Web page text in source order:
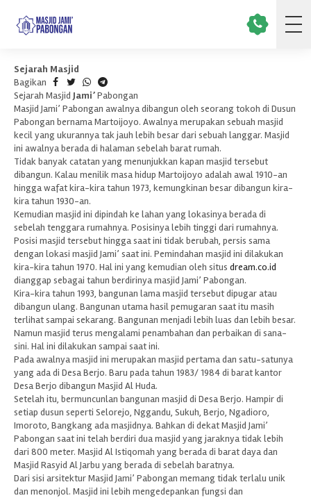
Sejarah Masjid
Bagikan
Sejarah Masjid Jami’Pabongan
Masjid Jami’ Pabongan awalnya dibangun oleh seorang tokoh di Dusun
Pabongan bernama Martoijoyo. Awalnya merupakan sebuah masjid
kecil yang ukurannya tak jauh lebih besar dari sebuah langgar. Masjid
ini awalnya berada di halaman sebelah barat rumah.
Tidak banyak catatan yang menunjukkan kapan masjid tersebut
dibangun. Kalau menilik masa hidup Martoijoyo adalah awal 1910-an
hingga wafat kira-kira tahun 1973, kemungkinan besar dibangun kira-
kira tahun 1930-an.
Kemudian masjid ini dipindah ke lahan yang lokasinya berada di
sebelah tenggara rumahnya. Posisinya lebih tinggi dari rumahnya.
Posisi masjid tersebut hingga saat ini tidak berubah, persis sama
dengan lokasi masjid Jami’ saat ini. Pemindahan masjid ini dilakukan
kira-kira tahun 1970. Hal ini yang kemudian oleh situs dream.co.id
dianggap sebagai tahun berdirinya masjid Jami’ Pabongan.
Kira-kira tahun 1993, bangunan lama masjid tersebut dipugar atau
dibangun ulang. Bangunan utama hasil pemugaran saat itu masih
terlihat sampai sekarang. Bangunan menjadi lebih luas dan lebih besar.
Namun masjid terus mengalami penambahan dan perbaikan di sana-
sini. Hal ini dilakukan sampai saat ini.
Pada awalnya masjid ini merupakan masjid pertama dan satu-satunya
yang ada di Desa Berjo. Baru pada tahun 1983/ 1984 di barat kantor
Desa Berjo dibangun Masjid Al Huda.
Setelah itu, bermuncunlan bangunan masjid di Desa Berjo. Hampir di
setiap dusun seperti Selorejo, Nggandu, Sukuh, Berjo, Ngadioro,
Imoroto, Bangkang ada masjidnya. Bahkan di dekat Masjid Jami’
Pabongan saat ini telah berdiri dua masjid yang jaraknya tidak lebih
dari 800 meter. Masjid Al Istiqomah yang berada di barat daya dan
Masjid Rasyid Al Jarbu yang berada di sebelah baratnya.
Dari sisi arsitektur Masjid Jami’ Pabongan memang tidak terlalu unik
dan menonjol. Masjid ini lebih mengedepankan fungsi dan